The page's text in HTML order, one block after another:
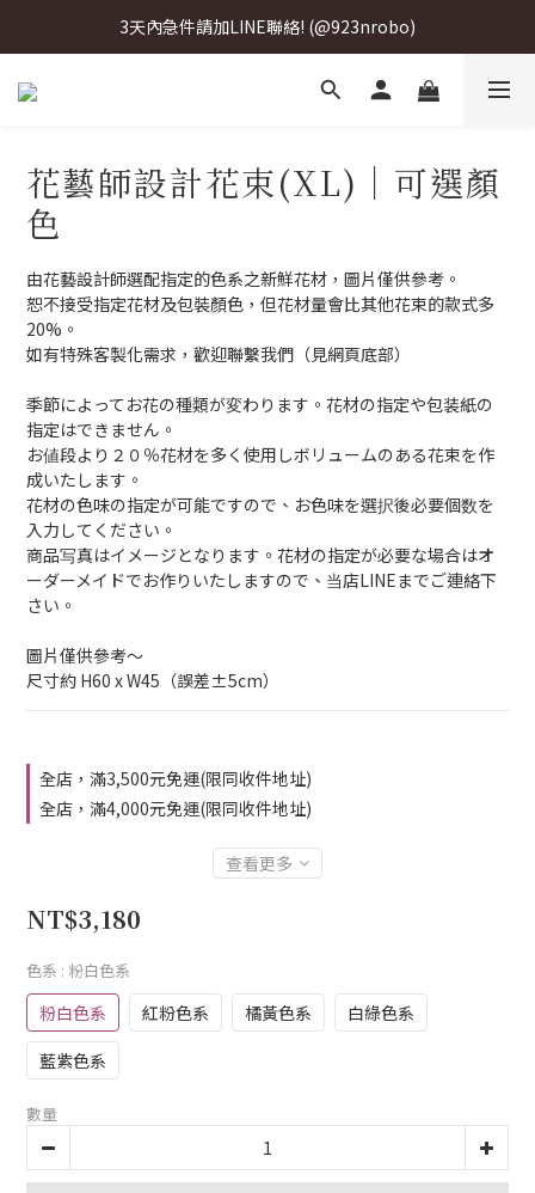
3天內急件請加LINE聯絡! (@923nrobo)
3天內急件請加LINE聯絡! (@923nrobo)
3天內急件請加LINE聯絡! (@923nrobo)
花藝師設計花束(XL)｜可選顏
色
由花藝設計師選配指定的色系之新鮮花材，圖片僅供參考。
恕不接受指定花材及包裝顏色，但花材量會比其他花束的款式多
20%。
如有特殊客製化需求，歡迎聯繫我們（見網頁底部）
季節によってお花の種類が変わります。花材の指定や包装紙の
指定はできません。
お値段より２０％花材を多く使用しボリュームのある花束を作
成いたします。
花材の色味の指定が可能ですので、お色味を選択後必要個数を
入力してください。
商品写真はイメージとなります。花材の指定が必要な場合はオ
ーダーメイドでお作りいたしますので、当店LINEまでご連絡下
さい。
圖片僅供參考～
尺寸約 H60 x W45（誤差±5cm）
全店，滿3,500元免運(限同收件地址)
全店，滿4,000元免運(限同收件地址)
查看更多
NT$3,180
色系 : 粉白色系
粉白色系 紅粉色系 橘黃色系
白綠色系
藍紫色系
數量